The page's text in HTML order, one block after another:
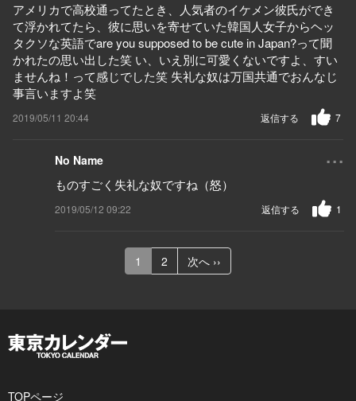
アメリカで高校通ってたとき、人気者のイケメン彼氏ができ
て浮かれてたら、彼に思いを寄せていた韓国人女子からヘッ
タクソな英語でare you supposed to be cute in Japan?って聞
かれたの思い出した笑 い、いえ別に可愛くないですよ、すい
ませんね！って感じでした笑 失礼な奴は万国共通でおんなじ
事言いますよ笑
2019/05/11 20:44 7
返信する
No Name ...
ものすごく失礼な奴ですね（怒）
2019/05/12 09:22 1
返信する
1 2 次へ ››
TOPページ